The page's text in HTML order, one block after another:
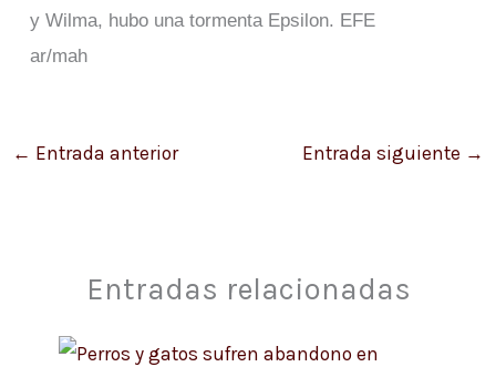
y Wilma, hubo una tormenta Epsilon. EFE
ar/mah
← Entrada anterior Entrada siguiente →
Entradas relacionadas